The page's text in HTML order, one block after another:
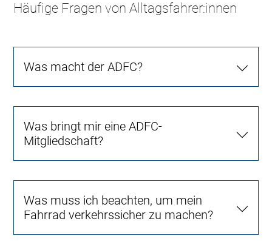
Häufige Fragen von Alltagsfahrer:innen
Was macht der ADFC?
Was bringt mir eine ADFC-
Mitgliedschaft?
Was muss ich beachten, um mein
Fahrrad verkehrssicher zu machen?